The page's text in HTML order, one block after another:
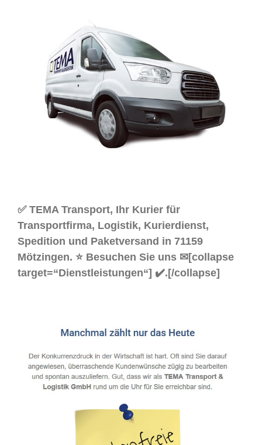
✅ TEMA Transport, Ihr Kurier für
Transportfirma, Logistik, Kurierdienst,
Spedition und Paketversand in 71159
Mötzingen. ⭐ Besuchen Sie uns ✉[collapse
target=“Dienstleistungen“] ✔️.[/collapse]